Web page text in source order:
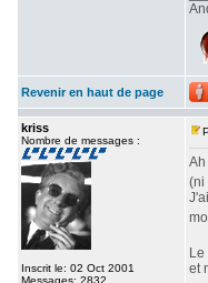
Revenir en haut de page
kriss
Nombre de messages :
Inscrit le: 02 Oct 2001
Messages: 2832
(ni
et